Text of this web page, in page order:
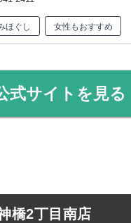
ほぐし 女性もおすすめ
式サイトを見る
橋2丁目南店